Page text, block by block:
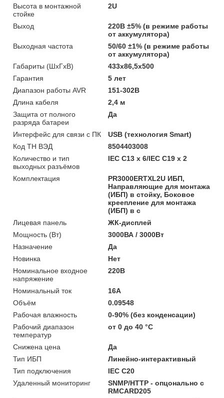
Высота в монтажной
стойке
2U
Выход
220В ±5% (в режиме работы
от аккумулятора)
Выходная частота
50/60 ±1% (в режиме работы
от аккумулятора)
Габариты (ШхГхВ)
433х86,5х500
Гарантия
5 лет
Диапазон работы AVR
151-302В
Длина кабеля
2,4 м
Защита от полного
разряда батареи
Да
Интерфейс для связи с ПК
USB (технология Smart)
Код ТН ВЭД
8504403008
Количество и тип
выходных разъёмов
IEC C13 x 6/IEC C19 x 2
Комплектация
PR3000ERTXL2U ИБП,
Направляющие для монтажа
(ИБП) в стойку, Боковое
креепление для монтажа
(ИБП) в с
Лицевая панель
ЖК-дисплей
Мощность (Bт)
3000ВА / 3000Вт
Назначение
Да
Новинка
Нет
Номинальное входное
напряжение
220В
Номинальный ток
16A
Объём
0.09548
Рабочая влажность
0-90% (без конденсации)
Рабочий диапазон
температур
от 0 до 40 °С
Снижена цена
Да
Тип ИБП
Линейно-интерактивный
Тип подключения
IEC C20
Удаленный мониторинг
SNMP/HTTP - опцонально с
RMCARD205